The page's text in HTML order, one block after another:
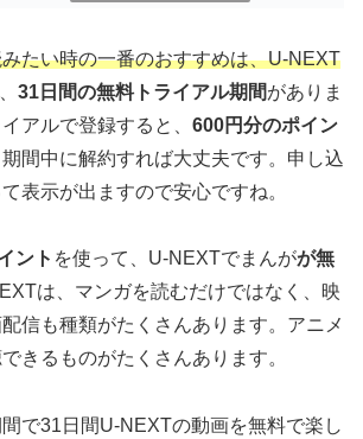
たい時の一番のおすすめは、U-NEXT
31日間の無料トライアル期間がありま
アルで登録すると、 600円分のポイン
間中に解約すれば大丈夫です。申し込
表示が出ますので安心ですね。
ント を使って、U-NEXTでまんがが無
は、マンガを読むだけではなく、映
信も種類がたくさんあります。アニメ
きるものがたくさんあります。
で31日間U-NEXTの動画を無料で楽し